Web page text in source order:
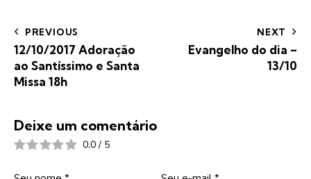
PREVIOUS
12/10/2017 Adoração
ao Santíssimo e Santa
Missa 18h
NEXT
Evangelho do dia –
13/10
Deixe um comentário
0.0 / 5